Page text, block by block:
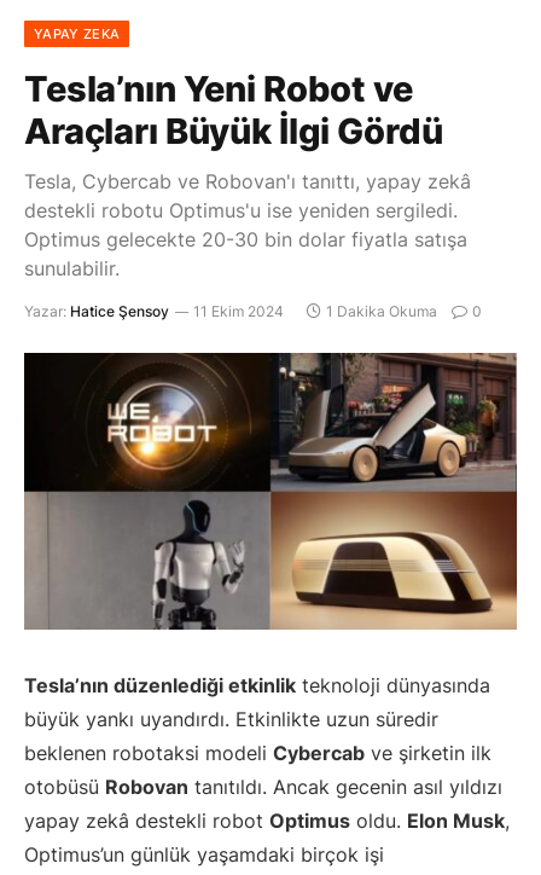
YAPAY ZEKA
Tesla’nın Yeni Robot ve
Araçları Büyük İlgi Gördü
Tesla, Cybercab ve Robovan'ı tanıttı, yapay zekâ
destekli robotu Optimus'u ise yeniden sergiledi.
Optimus gelecekte 20-30 bin dolar fiyatla satışa
sunulabilir.
Yazar: Hatice Şensoy 11 Ekim 2024 1 Dakika Okuma 0
Tesla’nın düzenlediği etkinlik teknoloji dünyasında
büyük yankı uyandırdı. Etkinlikte uzun süredir
beklenen robotaksi modeli Cybercab ve şirketin ilk
otobüsü Robovan tanıtıldı. Ancak gecenin asıl yıldızı
yapay zekâ destekli robot Optimus oldu. Elon Musk,
Optimus’un günlük yaşamdaki birçok işi